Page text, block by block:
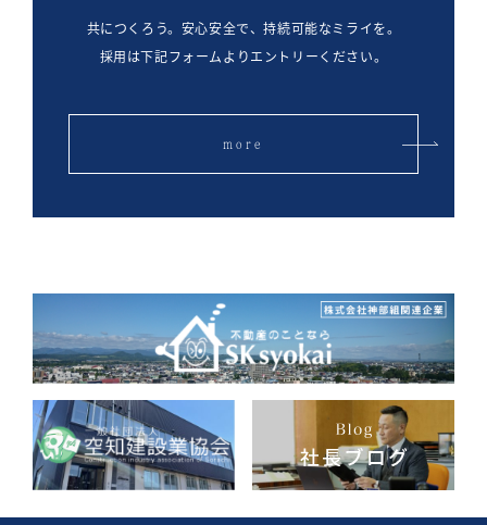
共につくろう。安心安全で、持続可能なミライを。
採用は下記フォームよりエントリーください。
more